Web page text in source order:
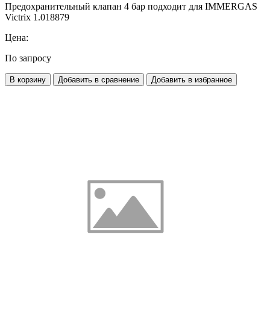
Предохранительный клапан 4 бар подходит для IMMERGAS
Victrix 1.018879
Цена:
По запросу
В корзину Добавить в сравнение Добавить в избранное